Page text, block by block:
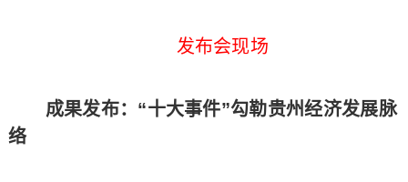
发布会现场
成果发布：“十大事件”勾勒贵州经济发展脉
络